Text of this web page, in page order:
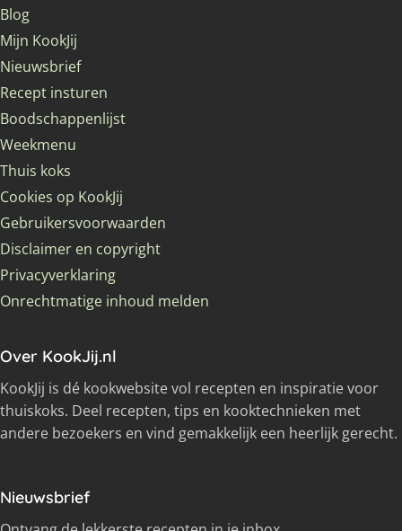
Blog
Mijn KookJij
Nieuwsbrief
Recept insturen
Boodschappenlijst
Weekmenu
Thuis koks
Cookies op KookJij
Gebruikersvoorwaarden
Disclaimer en copyright
Privacyverklaring
Onrechtmatige inhoud melden
Over KookJij.nl
KookJij is dé kookwebsite vol recepten en inspiratie voor
thuiskoks. Deel recepten, tips en kooktechnieken met
andere bezoekers en vind gemakkelijk een heerlijk gerecht.
Nieuwsbrief